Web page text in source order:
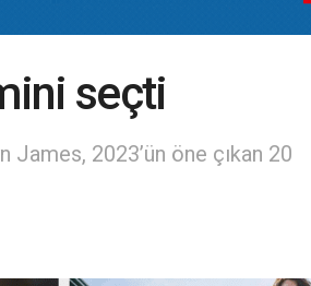
seçti
2023’ün öne çıkan 20